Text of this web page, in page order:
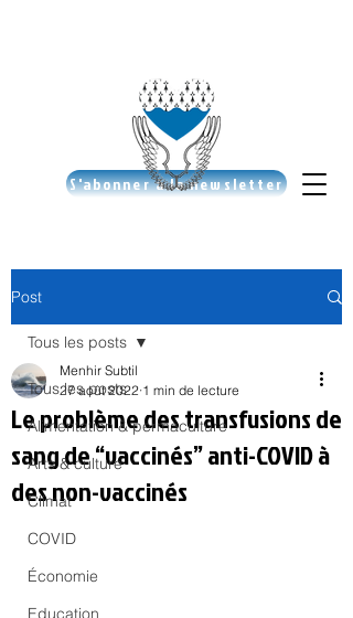
S'abonner à la newsletter
Post
Tous les posts
Alimentation & permaculture
Arts & culture
Climat
COVID
Économie
Education
Tous les posts
Le problème des transfusions de
sang de “vaccinés” anti-COVID à
des non-vaccinés
Menhir Subtil
27 août 2022 1 min de lecture